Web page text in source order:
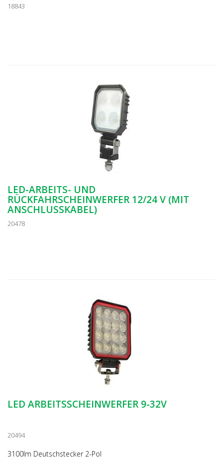
18843
LED-ARBEITS- UND
RÜCKFAHRSCHEINWERFER 12/24 V (MIT
ANSCHLUSSKABEL)
20478
LED ARBEITSSCHEINWERFER 9-32V
20494
3100lm Deutschstecker 2-Pol